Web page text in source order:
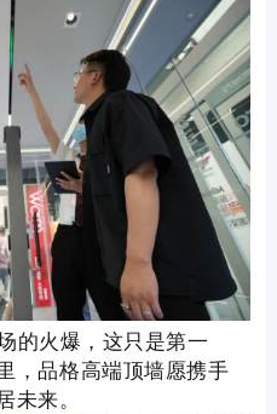
的火爆，这只是第一
，品格高端顶墙愿携手
未来。